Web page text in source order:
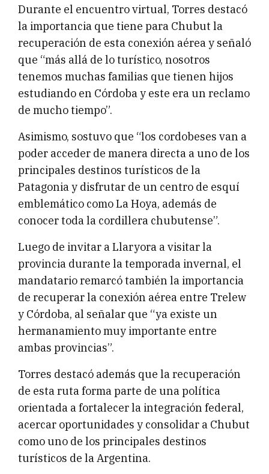
Durante el encuentro virtual, Torres destacó
la importancia que tiene para Chubut la
recuperación de esta conexión aérea y señaló
que “más allá de lo turístico, nosotros
tenemos muchas familias que tienen hijos
estudiando en Córdoba y este era un reclamo
de mucho tiempo”.
Asimismo, sostuvo que “los cordobeses van a
poder acceder de manera directa a uno de los
principales destinos turísticos de la
Patagonia y disfrutar de un centro de esquí
emblemático como La Hoya, además de
conocer toda la cordillera chubutense”.
Luego de invitar a Llaryora a visitar la
provincia durante la temporada invernal, el
mandatario remarcó también la importancia
de recuperar la conexión aérea entre Trelew
y Córdoba, al señalar que “ya existe un
hermanamiento muy importante entre
ambas provincias”.
Torres destacó además que la recuperación
de esta ruta forma parte de una política
orientada a fortalecer la integración federal,
acercar oportunidades y consolidar a Chubut
como uno de los principales destinos
turísticos de la Argentina.